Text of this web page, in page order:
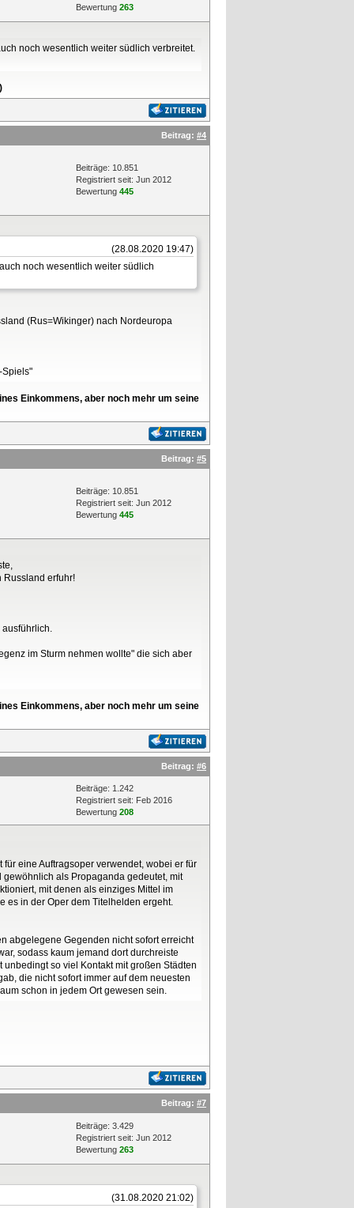
Bewertung 263
noch wesentlich weiter südlich verbreitet.
Beitrag: #4
Beiträge: 10.851
Registriert seit: Jun 2012
Bewertung 445
(28.08.2020 19:47)
noch wesentlich weiter südlich
(Rus=Wikinger) nach Nordeuropa
Spiels"
Einkommens, aber noch mehr um seine
Beitrag: #5
Beiträge: 10.851
Registriert seit: Jun 2012
Bewertung 445
Russland erfuhr!
ausführlich.
im Sturm nehmen wollte" die sich aber
Einkommens, aber noch mehr um seine
Beitrag: #6
Beiträge: 1.242
Registriert seit: Feb 2016
Bewertung 208
eine Auftragsoper verwendet, wobei er für
gewöhnlich als Propaganda gedeutet, mit
mit denen als einziges Mittel im
es in der Oper dem Titelhelden ergeht.
abgelegene Gegenden nicht sofort erreicht
sodass kaum jemand dort durchreiste
so viel Kontakt mit großen Städten
die nicht sofort immer auf dem neuesten
schon in jedem Ort gewesen sein.
Beitrag: #7
Beiträge: 3.429
Registriert seit: Jun 2012
Bewertung 263
(31.08.2020 21:02)